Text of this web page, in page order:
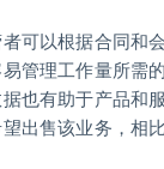
可以根据合同和
管理工作量所需
也有助于产品和
出售该业务，相